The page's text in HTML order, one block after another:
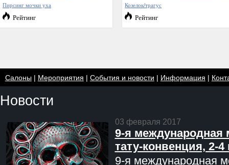
Пирсинг мочки уха
Рейтинг
Козелок/трагус
Рейтинг
Салоны| Мероприятия | События и новости | Информация |
Новости
03 февраля 2017
9-я международная
тату-конвенция, 2-
9-я международная